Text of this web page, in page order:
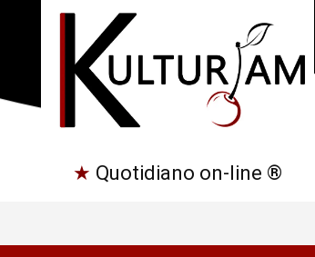
★ Quotidiano on-line ®